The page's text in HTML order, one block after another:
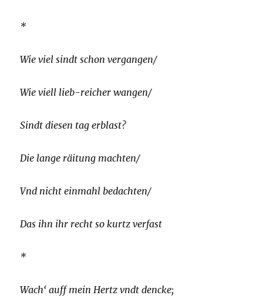
*
Wie viel sindt schon vergangen/
Wie viell lieb-reicher wangen/
Sindt diesen tag erblast?
Die lange räitung machten/
Vnd nicht einmahl bedachten/
Das ihn ihr recht so kurtz verfast
*
Wach‘ auff mein Hertz vndt dencke;